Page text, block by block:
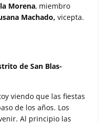
Morena, miembro
Machado, vicepta.
de San Blas-
viendo que las fiestas
de los años. Los
Al principio las